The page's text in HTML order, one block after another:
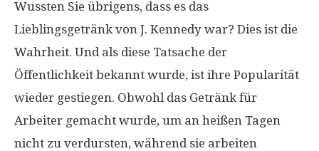
Wussten Sie übrigens, dass es das
Lieblingsgetränk von J. Kennedy war? Dies ist die
Wahrheit. Und als diese Tatsache der
Öffentlichkeit bekannt wurde, ist ihre Popularität
wieder gestiegen. Obwohl das Getränk für
Arbeiter gemacht wurde, um an heißen Tagen
nicht zu verdursten, während sie arbeiten